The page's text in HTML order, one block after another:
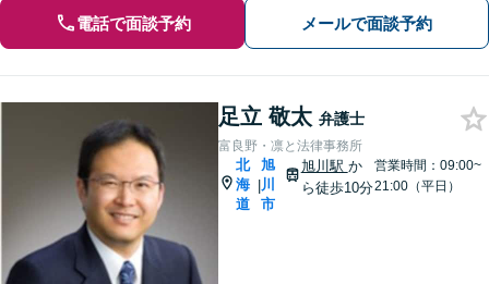
電話で面談予約 メールで面談予約
足立 敬太 弁護士
富良野・凛と法律事務所
北
海
道
|
旭
川
市
旭川駅 か
ら徒歩10分
営業時間：09:00~
21:00（平日）